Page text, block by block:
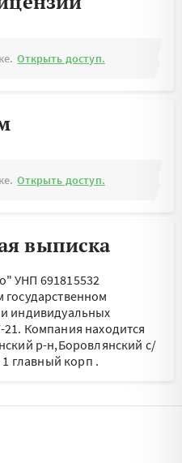
Открыть доступ.
Открыть доступ.
выписка
УНП 691815532
государственном
индивидуальных
21. Компания находится
р-н,Боровлянский с/
главный корп .